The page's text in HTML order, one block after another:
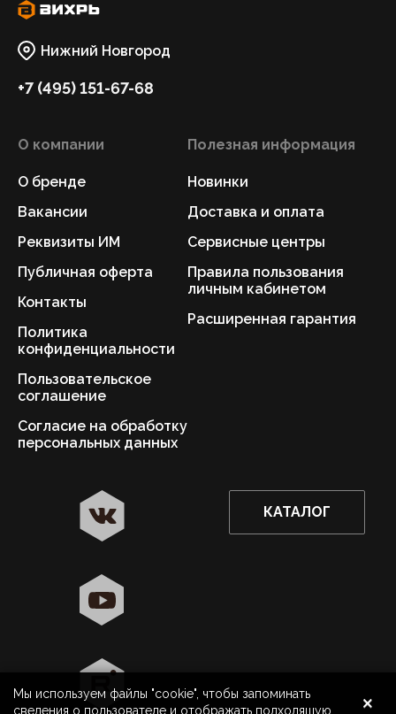
8 800 500 40 40 Нижний Новгород
Да
Нижний Новгород
+7 (495) 151-67-68
О компании
О бренде
Вакансии
Реквизиты ИМ
Публичная оферта
Контакты
Политика
конфиденциальности
Пользовательское
соглашение
Согласие на обработку
персональных данных
Полезная информация
Новинки
Доставка и оплата
Сервисные центры
Правила пользования
личным кабинетом
Расширенная гарантия
КАТАЛОГ
Мы используем файлы "cookie", чтобы запоминать
сведения о пользователе и отображать подходящую
×